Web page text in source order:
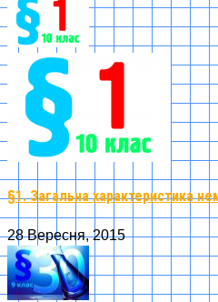
§1. Загальна характеристика
28 Вересня, 2015